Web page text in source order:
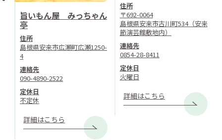
旨いもん屋 みっちゃん
亭
住所
島根県安来市広瀬町広瀬1250-
4
連絡先
090-4890-2522
定休日
不定休
詳細はこちら
住所
〒692-0064
島根県安来市古川町534（安来
節演芸館敷地内）
連絡先
0854-28-8411
定休日
火曜日
詳細はこちら